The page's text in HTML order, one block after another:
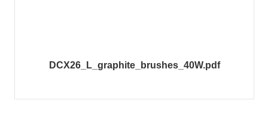
DCX26_L_graphite_brushes_40W.pdf